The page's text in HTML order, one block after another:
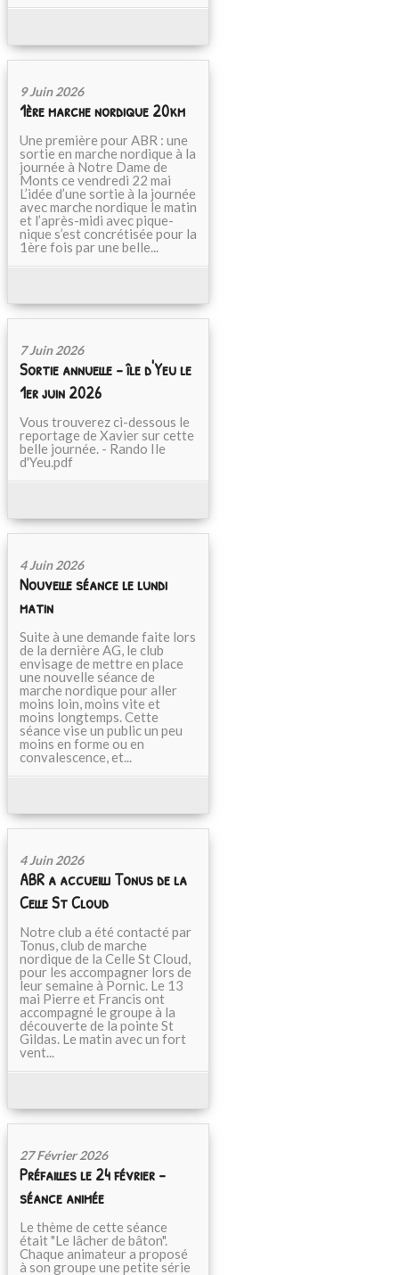
9 Juin 2026
1ère marche nordique 20km
Une première pour ABR : une
sortie en marche nordique à la
journée à Notre Dame de
Monts ce vendredi 22 mai
L’idée d’une sortie à la journée
avec marche nordique le matin
et l’après-midi avec pique-
nique s’est concrétisée pour la
1ère fois par une belle...
7 Juin 2026
Sortie annuelle - île d'Yeu le
1er juin 2026
Vous trouverez ci-dessous le
reportage de Xavier sur cette
belle journée. - Rando Ile
d'Yeu.pdf
4 Juin 2026
Nouvelle séance le lundi
matin
Suite à une demande faite lors
de la dernière AG, le club
envisage de mettre en place
une nouvelle séance de
marche nordique pour aller
moins loin, moins vite et
moins longtemps. Cette
séance vise un public un peu
moins en forme ou en
convalescence, et...
4 Juin 2026
ABR a accueilli Tonus de la
Celle St Cloud
Notre club a été contacté par
Tonus, club de marche
nordique de la Celle St Cloud,
pour les accompagner lors de
leur semaine à Pornic. Le 13
mai Pierre et Francis ont
accompagné le groupe à la
découverte de la pointe St
Gildas. Le matin avec un fort
vent...
27 Février 2026
Préfailles le 24 février -
séance animée
Le thème de cette séance
était "Le lâcher de bâton".
Chaque animateur a proposé
à son groupe une petite série